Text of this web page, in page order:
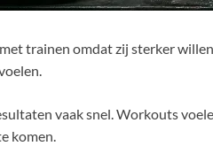
trainen omdat zij sterker
vaak snel. Workouts
komen.